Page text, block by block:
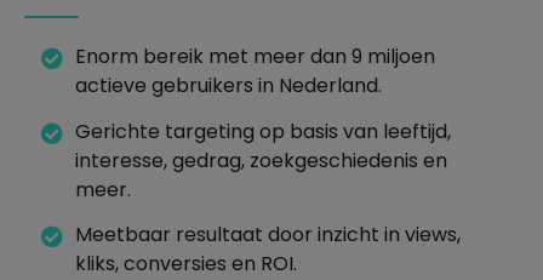
Enorm bereik met meer dan 9 miljoen
actieve gebruikers in Nederland.
Gerichte targeting op basis van leeftijd,
interesse, gedrag, zoekgeschiedenis en
meer.
Meetbaar resultaat door inzicht in views,
kliks, conversies en ROI.